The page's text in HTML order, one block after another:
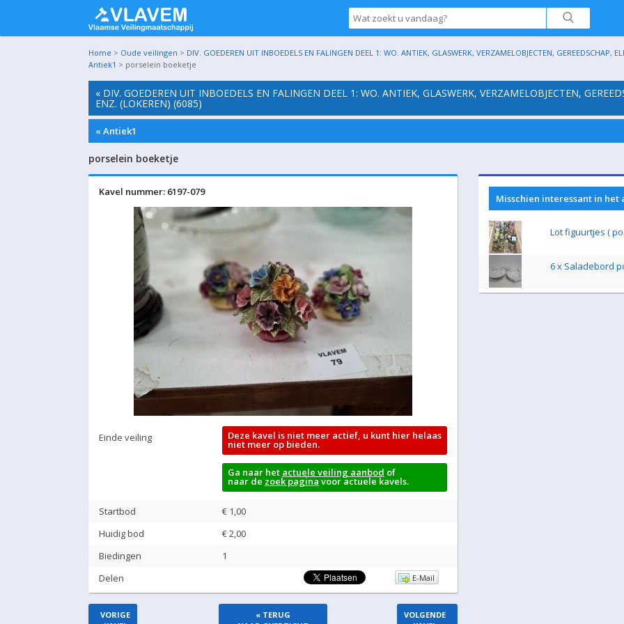
Home > Oude veilingen > DIV. GOEDEREN UIT INBOEDELS EN FALINGEN DEEL 1: WO. ANTIEK, GLASWERK, VERZAMELOBJECTEN, GEREEDSCHAP,
Antiek1 > porselein boeketje
« DIV. GOEDEREN UIT INBOEDELS EN FALINGEN DEEL 1: WO. ANTIEK, GLASWERK, VERZAMELOBJECTEN,
ENZ. (LOKEREN) (6085)
« Antiek1
porselein boeketje
Kavel nummer: 6197-079
Einde veiling Deze kavel is niet meer actief, u kunt hier helaas
niet meer op bieden.
Ga naar het actuele veiling aanbod of
naar de zoek paginavoor actuele kavels.
Startbod
€ 1,00
Huidig bod
€2,00
Biedingen
1
Delen
E-Mail
VORIGE
« TERUG
VOLGENDE
Misschien interessant in het
Lot figuurtjes (
6 x Saladebord